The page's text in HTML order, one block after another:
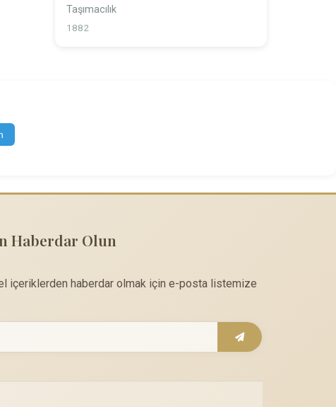
Taşımacılık
1882
Haberdar Olun
içeriklerden haberdar olmak için e-posta listemize